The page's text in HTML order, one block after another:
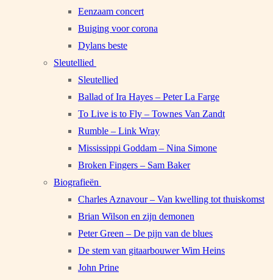
Eenzaam concert
Buiging voor corona
Dylans beste
Sleutellied
Sleutellied
Ballad of Ira Hayes – Peter La Farge
To Live is to Fly – Townes Van Zandt
Rumble – Link Wray
Mississippi Goddam – Nina Simone
Broken Fingers – Sam Baker
Biografieën
Charles Aznavour – Van kwelling tot thuiskomst
Brian Wilson en zijn demonen
Peter Green – De pijn van de blues
De stem van gitaarbouwer Wim Heins
John Prine